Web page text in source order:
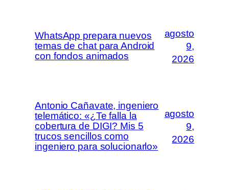
WhatsApp prepara nuevos
temas de chat para Android
con fondos animados
agosto
9,
2026
Antonio Cañavate, ingeniero
telemático: «¿Te falla la
cobertura de DIGI? Mis 5
trucos sencillos como
ingeniero para solucionarlo»
agosto
9,
2026